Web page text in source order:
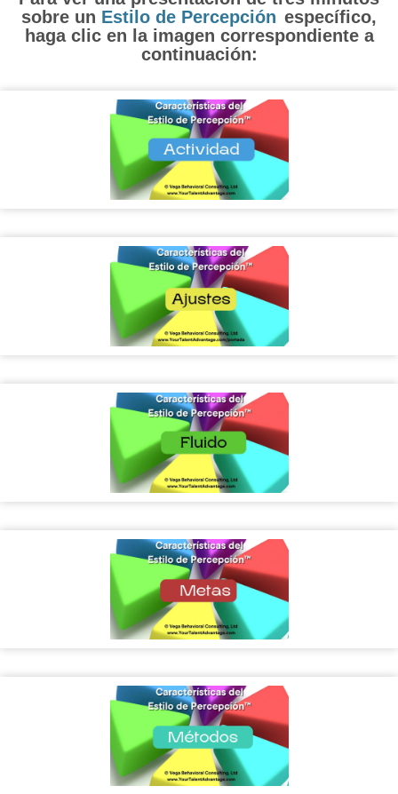
sobre un Estilo de Percepción específico,
haga clic en la imagen correspondiente a
continuación: